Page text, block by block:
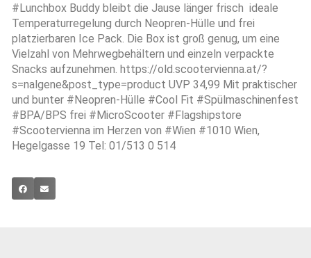
#Lunchbox Buddy bleibt die Jause länger frisch  ideale
Temperaturregelung durch Neopren-Hülle und frei
platzierbaren Ice Pack. Die Box ist groß genug, um eine
Vielzahl von Mehrwegbehältern und einzeln verpackte
Snacks aufzunehmen. https://old.scootervienna.at/?
s=nalgene&post_type=product UVP 34,99 Mit praktischer
und bunter #Neopren-Hülle #Cool Fit #Spülmaschinenfest
#BPA/BPS frei #MicroScooter #Flagshipstore
#Scootervienna im Herzen von #Wien #1010 Wien,
Hegelgasse 19 Tel: 01/513 0 514